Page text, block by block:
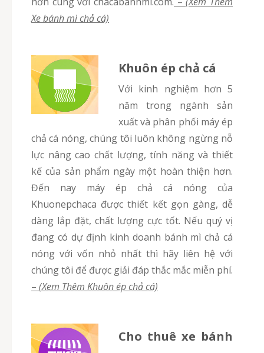
Xe bánh mì chả cá)
Khuôn ép chả cá
Với kinh nghiệm hơn 5
năm trong ngành sản
xuất và phân phối máy ép
chả cá nóng, chúng tôi luôn không ngừng nỗ
lực nâng cao chất lượng, tính năng và thiết
kế của sản phẩm ngày một hoàn thiện hơn.
Đến nay máy ép chả cá nóng của
Khuonepchaca được thiết kết gọn gàng, dễ
dàng lắp đặt, chất lượng cực tốt. Nếu quý vị
đang có dự định kinh doanh bánh mì chả cá
nóng với vốn nhỏ nhất thì hãy liên hệ với
chúng tôi để được giải đáp thắc mắc miễn phí.
– (Xem Thêm Khuôn ép chả cá)
Cho thuê xe bánh